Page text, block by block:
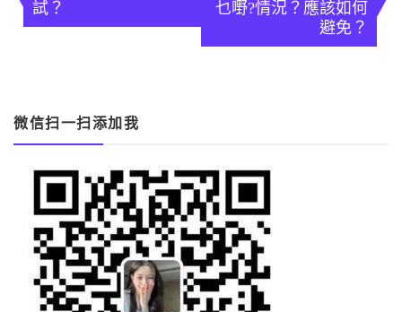
覽
試？
乜嘢?情況？應該如何
避免？
微信扫一扫添加我